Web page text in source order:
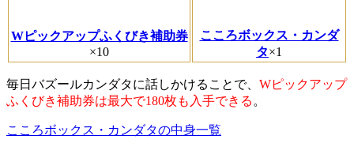
Wピックアップふくびき補助券
×10
こころボックス・カンダ
タ×1
毎日バズールカンダタに話しかけることで、 Wピックアップ
ふくびき補助券は最大で180枚も入手できる 。
こころボックス・カンダタの中身一覧